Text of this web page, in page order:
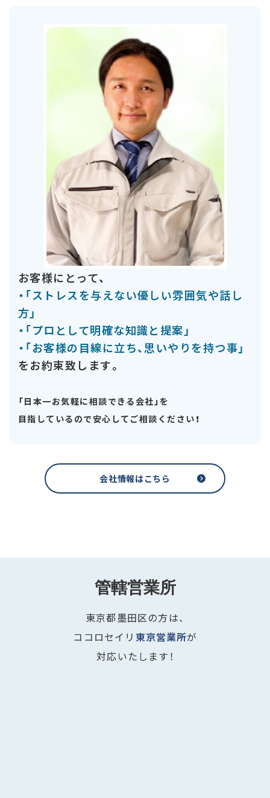
お客様にとって、
・「ストレスを与えない優しい雰囲気や話し
方」
・「プロとして明確な知識と提案」
・「お客様の目線に立ち、思いやりを持つ事」
をお約束致します。
「日本一お気軽に相談できる会社」を
目指しているので安心してご相談ください！
会社情報はこちら
管轄営業所
東京都墨田区の方は、
ココロセイリ 東京営業所が
対応いたします！